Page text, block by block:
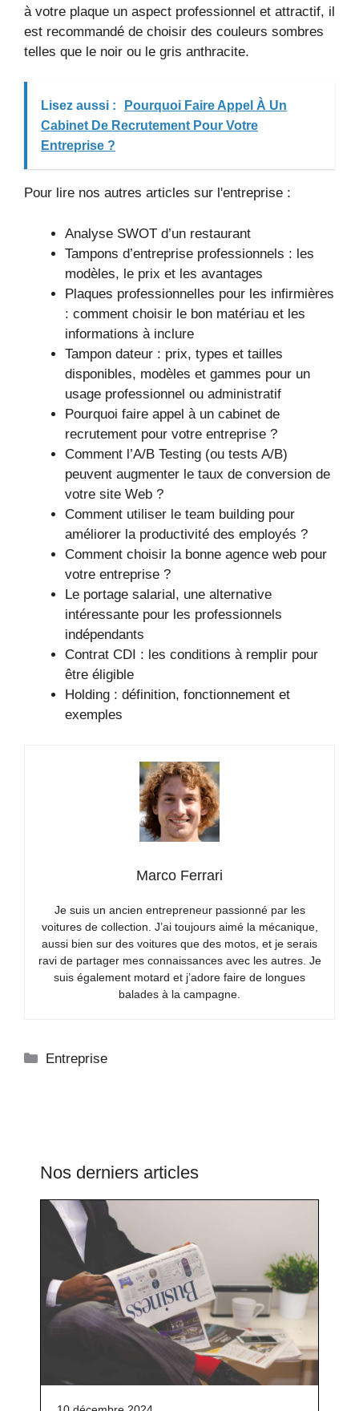
à votre plaque un aspect professionnel et attractif, il
est recommandé de choisir des couleurs sombres
telles que le noir ou le gris anthracite.
Lisez aussi :
Pourquoi Faire Appel À Un
Cabinet De Recrutement Pour Votre
Entreprise ?
Pour lire nos autres articles sur l'entreprise :
Analyse SWOT d’un restaurant
Tampons d’entreprise professionnels : les
modèles, le prix et les avantages
Plaques professionnelles pour les infirmières
: comment choisir le bon matériau et les
informations à inclure
Tampon dateur : prix, types et tailles
disponibles, modèles et gammes pour un
usage professionnel ou administratif
Pourquoi faire appel à un cabinet de
recrutement pour votre entreprise ?
Comment l’A/B Testing (ou tests A/B)
peuvent augmenter le taux de conversion de
votre site Web ?
Comment utiliser le team building pour
améliorer la productivité des employés ?
Comment choisir la bonne agence web pour
votre entreprise ?
Le portage salarial, une alternative
intéressante pour les professionnels
indépendants
Contrat CDI : les conditions à remplir pour
être éligible
Holding : définition, fonctionnement et
exemples
Marco Ferrari
Je suis un ancien entrepreneur passionné par les
voitures de collection. J’ai toujours aimé la mécanique,
aussi bien sur des voitures que des motos, et je serais
ravi de partager mes connaissances avec les autres. Je
suis également motard et j’adore faire de longues
balades à la campagne.
Catégories
Entreprise
Nos derniers articles